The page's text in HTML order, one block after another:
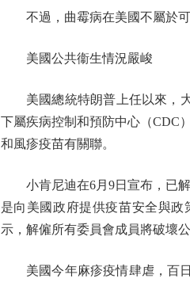
不過，曲霉病在美國不屬於可
美國公共衞生情況嚴峻
美國總統特朗普上任以來，大
下屬疾病控制和預防中心（CDC
和風疹疫苗有關聯。
小肯尼迪在6月9日宣布，已解
是向美國政府提供疫苗安全與
示，解僱所有委員會成員將破壞
美國今年麻疹疫情肆虐，百日